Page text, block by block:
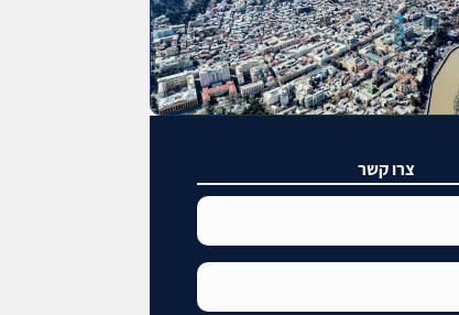
צרו קשר